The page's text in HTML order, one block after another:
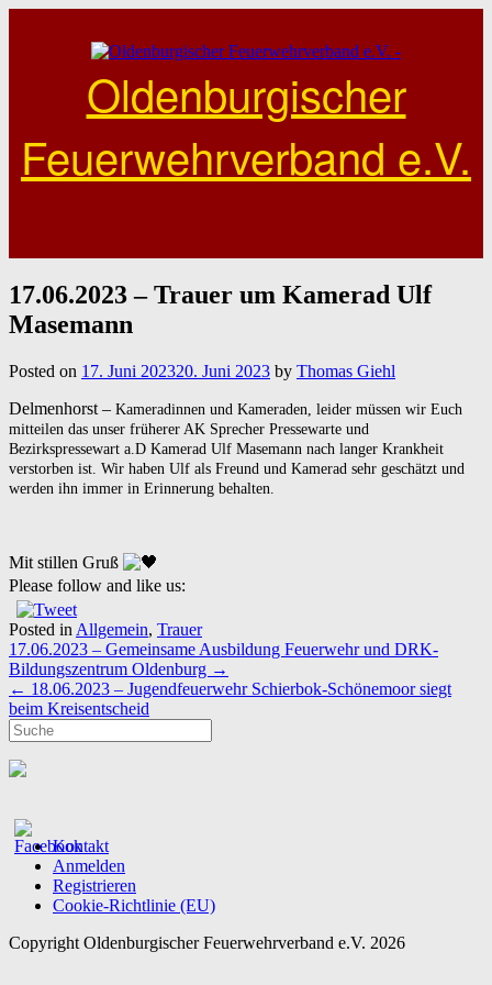
Oldenburgischer
Feuerwehrverband e.V.
17.06.2023 – Trauer um Kamerad Ulf
Masemann
Posted on 17. Juni 202320. Juni 2023 by Thomas Giehl
Delmenhorst – Kameradinnen und Kameraden, leider müssen wir Euch
mitteilen das unser früherer AK Sprecher Pressewarte und
Bezirkspressewart a.D Kamerad Ulf Masemann nach langer Krankheit
verstorben ist. Wir haben Ulf als Freund und Kamerad sehr geschätzt und
werden ihn immer in Erinnerung behalten.
Mit stillen Gruß
Please follow and like us:
Posted in Allgemein, Trauer
Post
navigation
17.06.2023 – Gemeinsame Ausbildung Feuerwehr und DRK-
Bildungszentrum Oldenburg →
← 18.06.2023 – Jugendfeuerwehr Schierbok-Schönemoor siegt
beim Kreisentscheid
Kontakt
Anmelden
Registrieren
Cookie-Richtlinie (EU)
Copyright Oldenburgischer Feuerwehrverband e.V. 2026